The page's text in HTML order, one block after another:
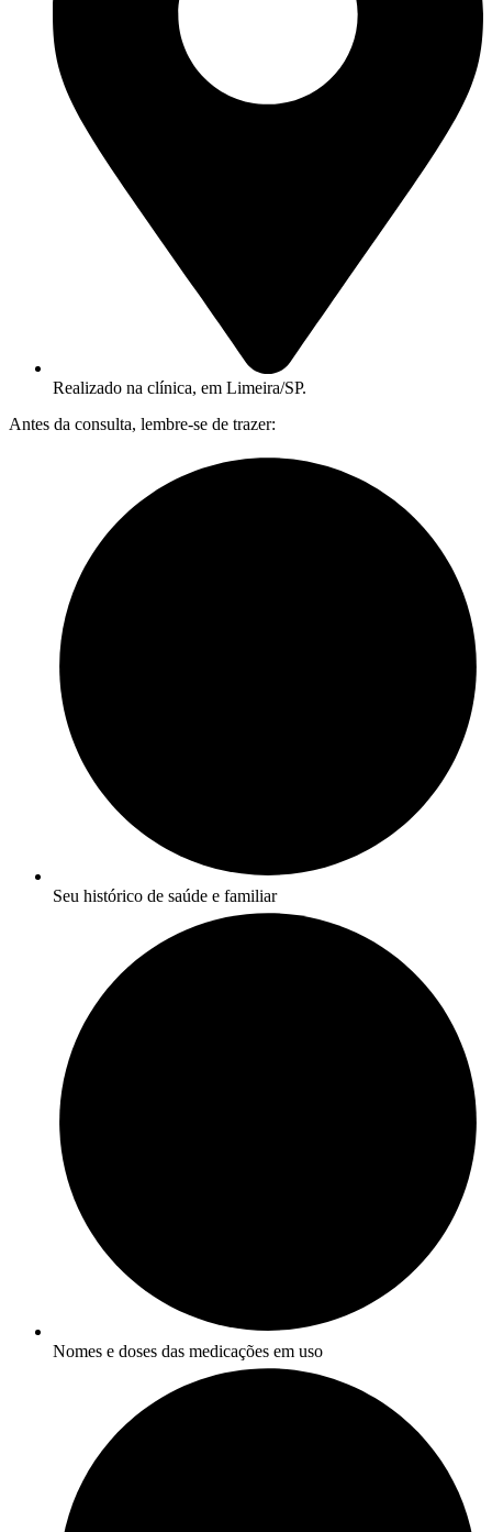
Realizado na clínica, em Limeira/SP.
Antes da consulta, lembre-se de trazer:
Seu histórico de saúde e familiar
Nomes e doses das medicações em uso